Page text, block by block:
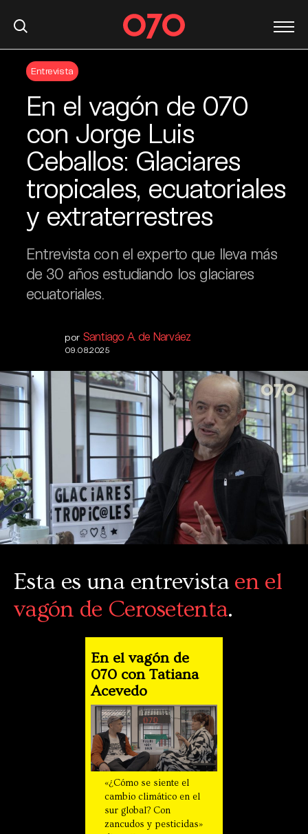
Entrevista
En el vagón de 070
con Jorge Luis
Ceballos: Glaciares
tropicales, ecuatoriales
y extraterrestres
Entrevista con el experto que lleva más
de 30 años estudiando los glaciares
ecuatoriales.
por Santiago A. de Narváez
09.08.2025
Esta es una entrevista en el
vagón de Cerosetenta.
En el vagón de
070 con Tatiana
Acevedo
«¿Cómo se siente el
cambio climático en el
sur global? Con
zancudos y pesticidas»